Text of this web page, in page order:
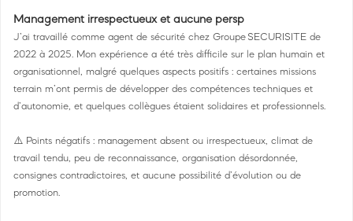
Management irrespectueux et aucune persp
J’ai travaillé comme agent de sécurité chez Groupe SECURISITE de
2022 à 2025. Mon expérience a été très difficile sur le plan humain et
organisationnel, malgré quelques aspects positifs : certaines missions
terrain m’ont permis de développer des compétences techniques et
d’autonomie, et quelques collègues étaient solidaires et professionnels.
⚠️ Points négatifs : management absent ou irrespectueux, climat de
travail tendu, peu de reconnaissance, organisation désordonnée,
consignes contradictoires, et aucune possibilité d’évolution ou de
promotion.